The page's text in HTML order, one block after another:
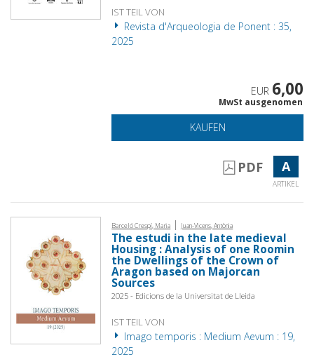
IST TEIL VON
Revista d'Arqueologia de Ponent : 35,
2025
EUR 6,00
MwSt ausgenomen
KAUFEN
PDF A
ARTIKEL
Barceló Crespí, Maria | Juan-Vicens, Antònia
The estudi in the late medieval
Housing : Analysis of one Roomin
the Dwellings of the Crown of
Aragon based on Majorcan
Sources
2025 - Edicions de la Universitat de Lleida
IST TEIL VON
Imago temporis : Medium Aevum : 19,
2025